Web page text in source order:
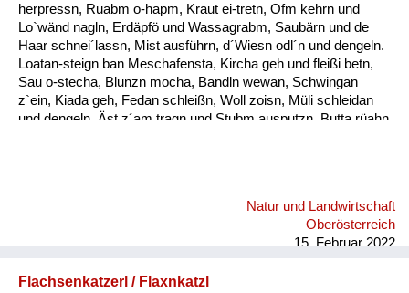
herpressn, Ruabm o-hapm, Kraut ei-tretn, Ofm kehrn und
Lo`wänd nagln, Erdäpfö und Wassagrabm, Saubärn und de
Haar schnei´lassn, Mist ausführn, d´Wiesn odl´n und dengeln.
Loatan-steign ban Meschafensta, Kircha geh und fleißi betn,
Sau o-stecha, Blunzn mocha, Bandln wewan, Schwingan
z`ein, Kiada geh, Fedan schleißn, Woll zoisn, Müli schleidan
und dengeln. Äst z´am tragn und Stubm ausputzn, Butta rüahn
z´lacha, da kimmt ma kam zan Kinamocha. Da Herbst klopft
langsam a, d´Schwalbm fliagn scho davo, wann glei da
Natur und Landwirtschaft
Oberösterreich
15. Februar 2022
Flachsenkatzerl / Flaxnkatzl